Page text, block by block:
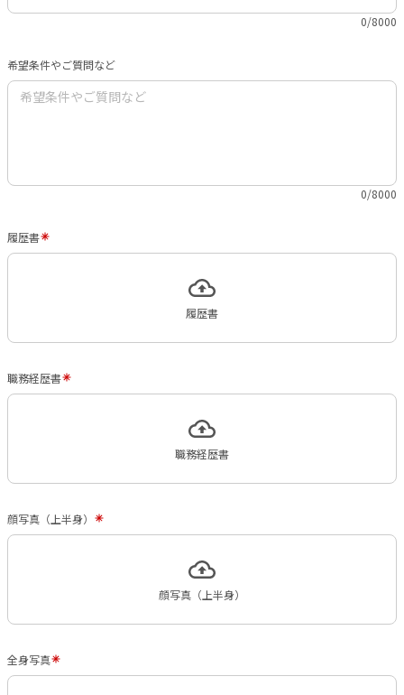
0/8000
希望条件やご質問など
0/8000
履歴書
履歴書
職務経歴書
職務経歴書
顔写真（上半身）
顔写真（上半身）
全身写真